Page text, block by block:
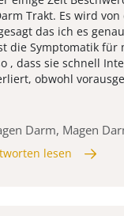
Trakt. Es wird von
das ich es
die Symptomatik für
, dass sie schnell
obwohl
Darm, Magen
lesen